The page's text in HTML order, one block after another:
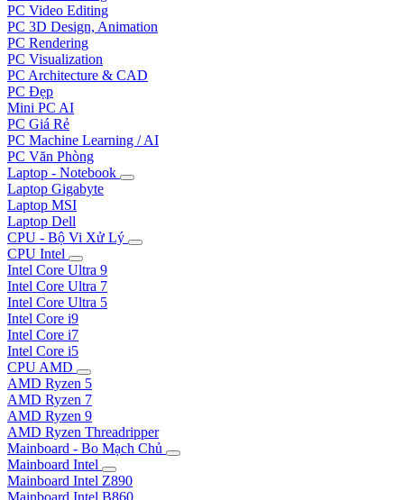
PC Video Editing
PC 3D Design, Animation
PC Rendering
PC Visualization
PC Architecture & CAD
PC Đẹp
Mini PC AI
PC Giá Rẻ
PC Machine Learning / AI
PC Văn Phòng
Laptop - Notebook
Laptop Gigabyte
Laptop MSI
Laptop Dell
CPU - Bộ Vi Xử Lý
CPU Intel
Intel Core Ultra 9
Intel Core Ultra 7
Intel Core Ultra 5
Intel Core i9
Intel Core i7
Intel Core i5
CPU AMD
AMD Ryzen 5
AMD Ryzen 7
AMD Ryzen 9
AMD Ryzen Threadripper
Mainboard - Bo Mạch Chủ
Mainboard Intel
Mainboard Intel Z890
Mainboard Intel B860